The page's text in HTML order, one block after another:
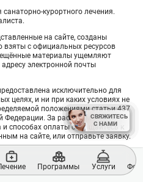
Программы Услуги
курортного лечения.
на сайте, созданы
взяты с официальных ресурсов
материалы ущемляют
электронной почты
исключительно для
целях, и ни при каких условиях не
положениями статьи 437
Федерации. За расчётом
способах оплаты обращайтесь к
на сайте, или отправьте заявку.
СВЯЖИТЕСЬ
С НАМИ
СВЯЖИТЕСЬ
С НАМИ